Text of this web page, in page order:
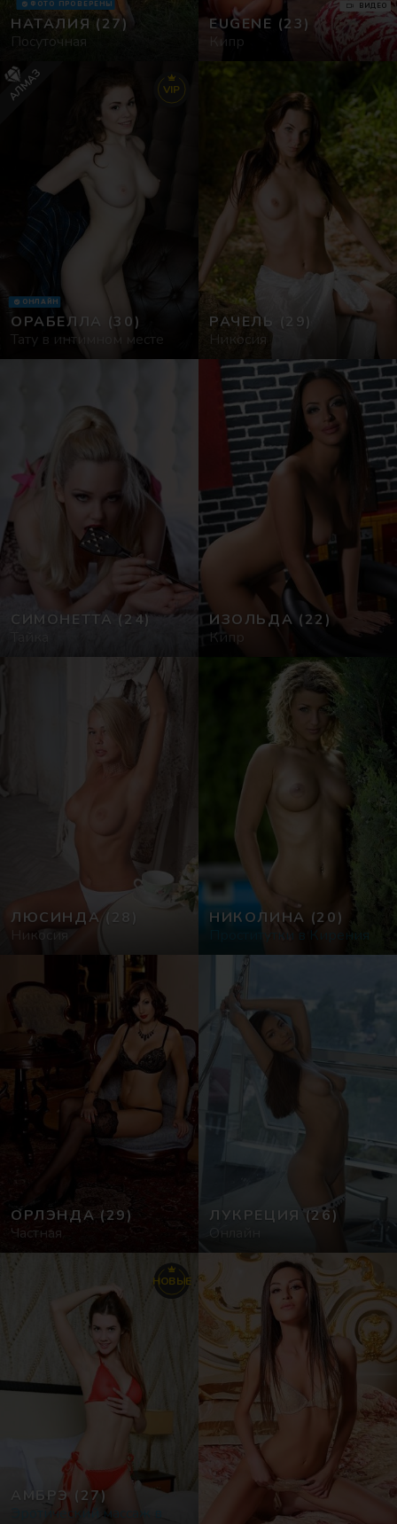
Салоны
Знакомства
НАТАЛИЯ (27)
Посуточная
ФОТО ПРОВЕРЕНЫ
EUGENE (23)
Кипр
ВИДЕО
ОРАБЕЛЛА (30)
Тату в интимном месте
ОНЛАЙН
VIP
АЛМАЗ
РАЧЕЛЬ
(29)
Никосия
СИМОНЕТТА (24)
ИЗОЛЬДА (22)
Кипр
ЛЮСИНДА (28)
Никосия
НИКОЛИНА (20)
Проститутки в Кирения
ОРЛЭНДА (29)
Частная
ЛУКРЕЦИЯ (26)
Онлайн
АМБРЭ (27)
Эротический массаж в
НОВЫЕ